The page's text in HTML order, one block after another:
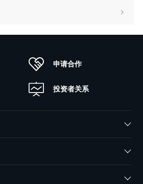
申请合作
投资者关系